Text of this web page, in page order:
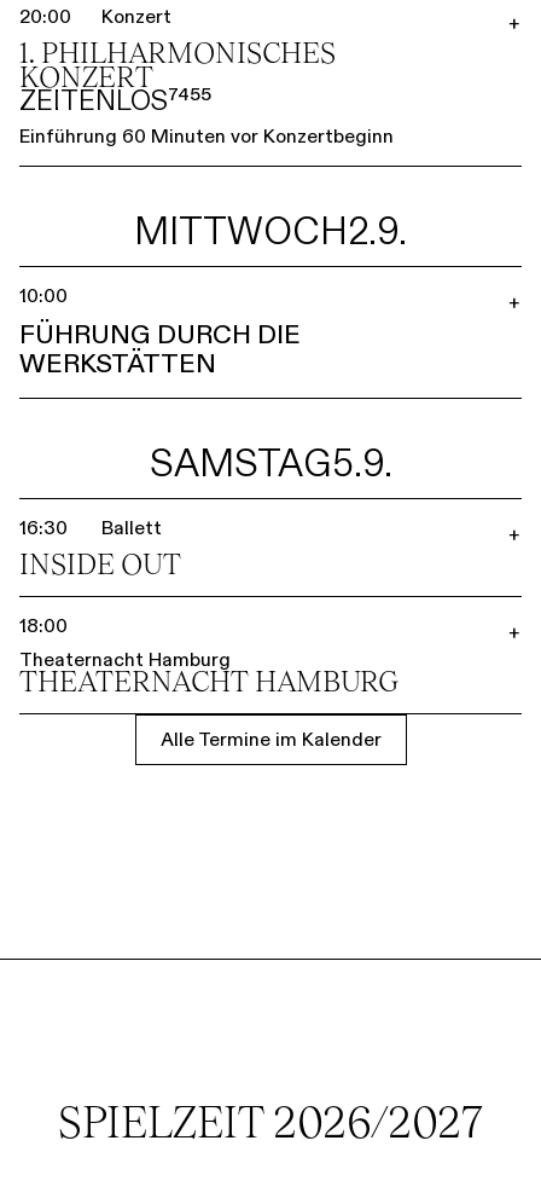
20:00 Konzert
1. PHILHARMO­NISCHES
KONZERT
ZEITENLOS⁷⁴⁵⁵
Einführung 60 Minuten vor Konzertbeginn
+
MITTWOCH2.9.
10:00
FÜHRUNG DURCH DIE
WERKSTÄTTEN
+
SAMSTAG5.9.
16:30 Ballett
INSIDE OUT
+
18:00
Theaternacht Hamburg
THEATER­NACHT HAMBURG
+
Alle Termine im Kalender
SPIELZEIT 2026/2027